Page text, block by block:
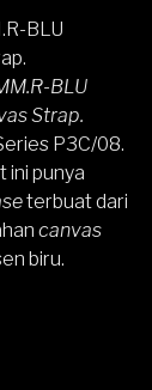
BLU
Strap.
P3C/08.
ini punya
terbuat dari
canvas
biru.